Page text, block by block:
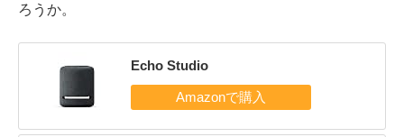
ろうか。
Echo Studio